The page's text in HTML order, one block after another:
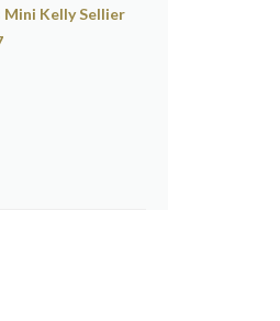
Mini Kelly Sellier